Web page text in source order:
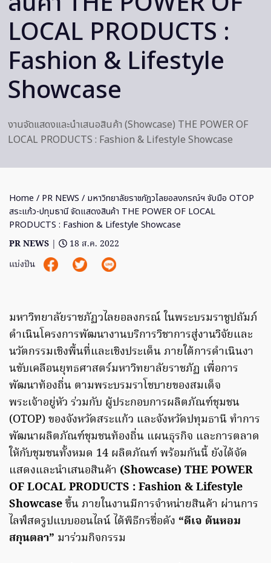
LOCAL PRODUCTS :
Fashion & Lifestyle
Showcase
งานจัดแสดงและนำเสนอสินค้า (Showcase) THE POWER OF
LOCAL PRODUCTS : Fashion & Lifestyle Showcase
Home / PR NEWS / มหาวิทยาลัยราชภัฏวไลยอลงกรณ์ฯ จับมือ OTOP
สระแก้ว-ปทุมธานี จัดแสดงสินค้า THE POWER OF LOCAL
PRODUCTS : Fashion & Lifestyle Showcase
PR NEWS |
18 ส.ค. 2022
แบ่งปัน
มหาวิทยาลัยราชภัฏวไลยอลงกรณ์ ในพระบรมราชูปถัมภ์
ดำเนินโครงการพัฒนางานบริการวิชาการสู่งานวิจัยและ
นวัตกรรมเชิงพื้นที่และเชิงประเด็น ภายใต้การดำเนินงา
นขับเคลือนยุทธศาสตร์มหาวิทยาลัยราชภัฏ เพื่อการ
พัฒนาท้องถิ่น ตามพระบรมราโชบายของสมเด็จ
พระเจ้าอยู่หัว ร่วมกับ ผู้ประกอบการผลิตภัณฑ์ชุมชน
(OTOP) ของจังหวัดสระแก้ว และจังหวัดปทุมธานี ทำการ
พัฒนาผลิตภัณฑ์ชุมชนท้องถิ่น แผนธุรกิจ และการตลาด
ให้กับชุมชนทั้งหมด 14 ผลิตภัณฑ์ พร้อมกันนี้ ยังได้จัด
แสดงและนำเสนอสินค้า (Showcase) THE POWER
OF LOCAL PRODUCTS : Fashion & Lifestyle
Showcaseขึ้น ภายในงานมีการจำหน่ายสินค้า ผ่านการ
ไลฟ์สดรูปแบบออนไลน์ ได้พิธีกรชื่อดัง “ดีเจ ต้นหอม
สกุนตลา” มาร่วมกิจกรรม